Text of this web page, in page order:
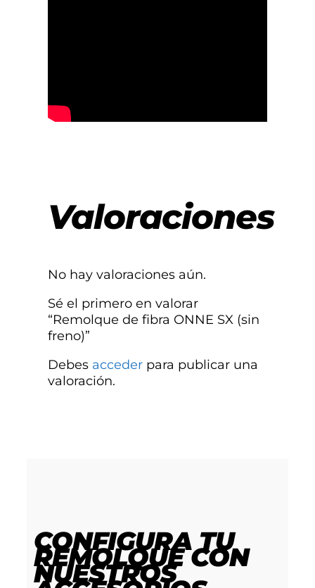
Valoraciones
No hay valoraciones aún.
Sé el primero en valorar
“Remolque de fibra ONNE SX (sin
freno)”
Debes acceder para publicar una
valoración.
CONFIGURA TU
REMOLQUECON
NUESTROS